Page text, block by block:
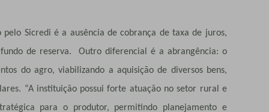
Sicredi é a ausência de cobrança de taxa de juros,
de reserva. Outro diferencial é a abrangência: o
do agro, viabilizando a aquisição de diversos bens,
“A instituição possui forte atuação no setor rural e
para o produtor, permitindo planejamento e